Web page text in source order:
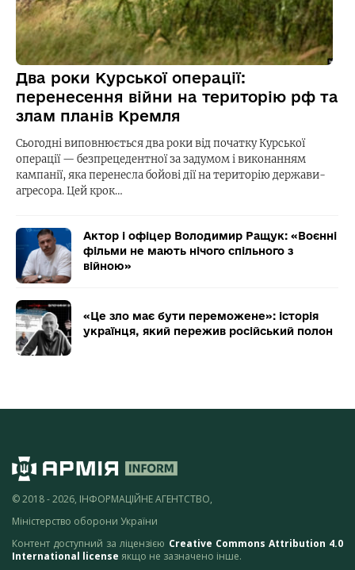
Два роки Курської операції:
перенесення війни на територію рф та
злам планів Кремля
Сьогодні виповнюється два роки від початку Курської
операції — безпрецедентної за задумом і виконанням
кампанії, яка перенесла бойові дії на територію держави-
агресора. Цей крок…
Актор і офіцер Володимир Ращук: «Воєнні
фільми не мають нічого спільного з
війною»
«Це зло має бути переможене»: історія
українця, який пережив російський полон
© 2018 - 2026, ІНФОРМАЦІЙНЕ АГЕНТСТВО,
Міністерство оборони України
Контент доступний за ліцензією Creative Commons Attribution 4.0
International license якщо не зазначено інше.